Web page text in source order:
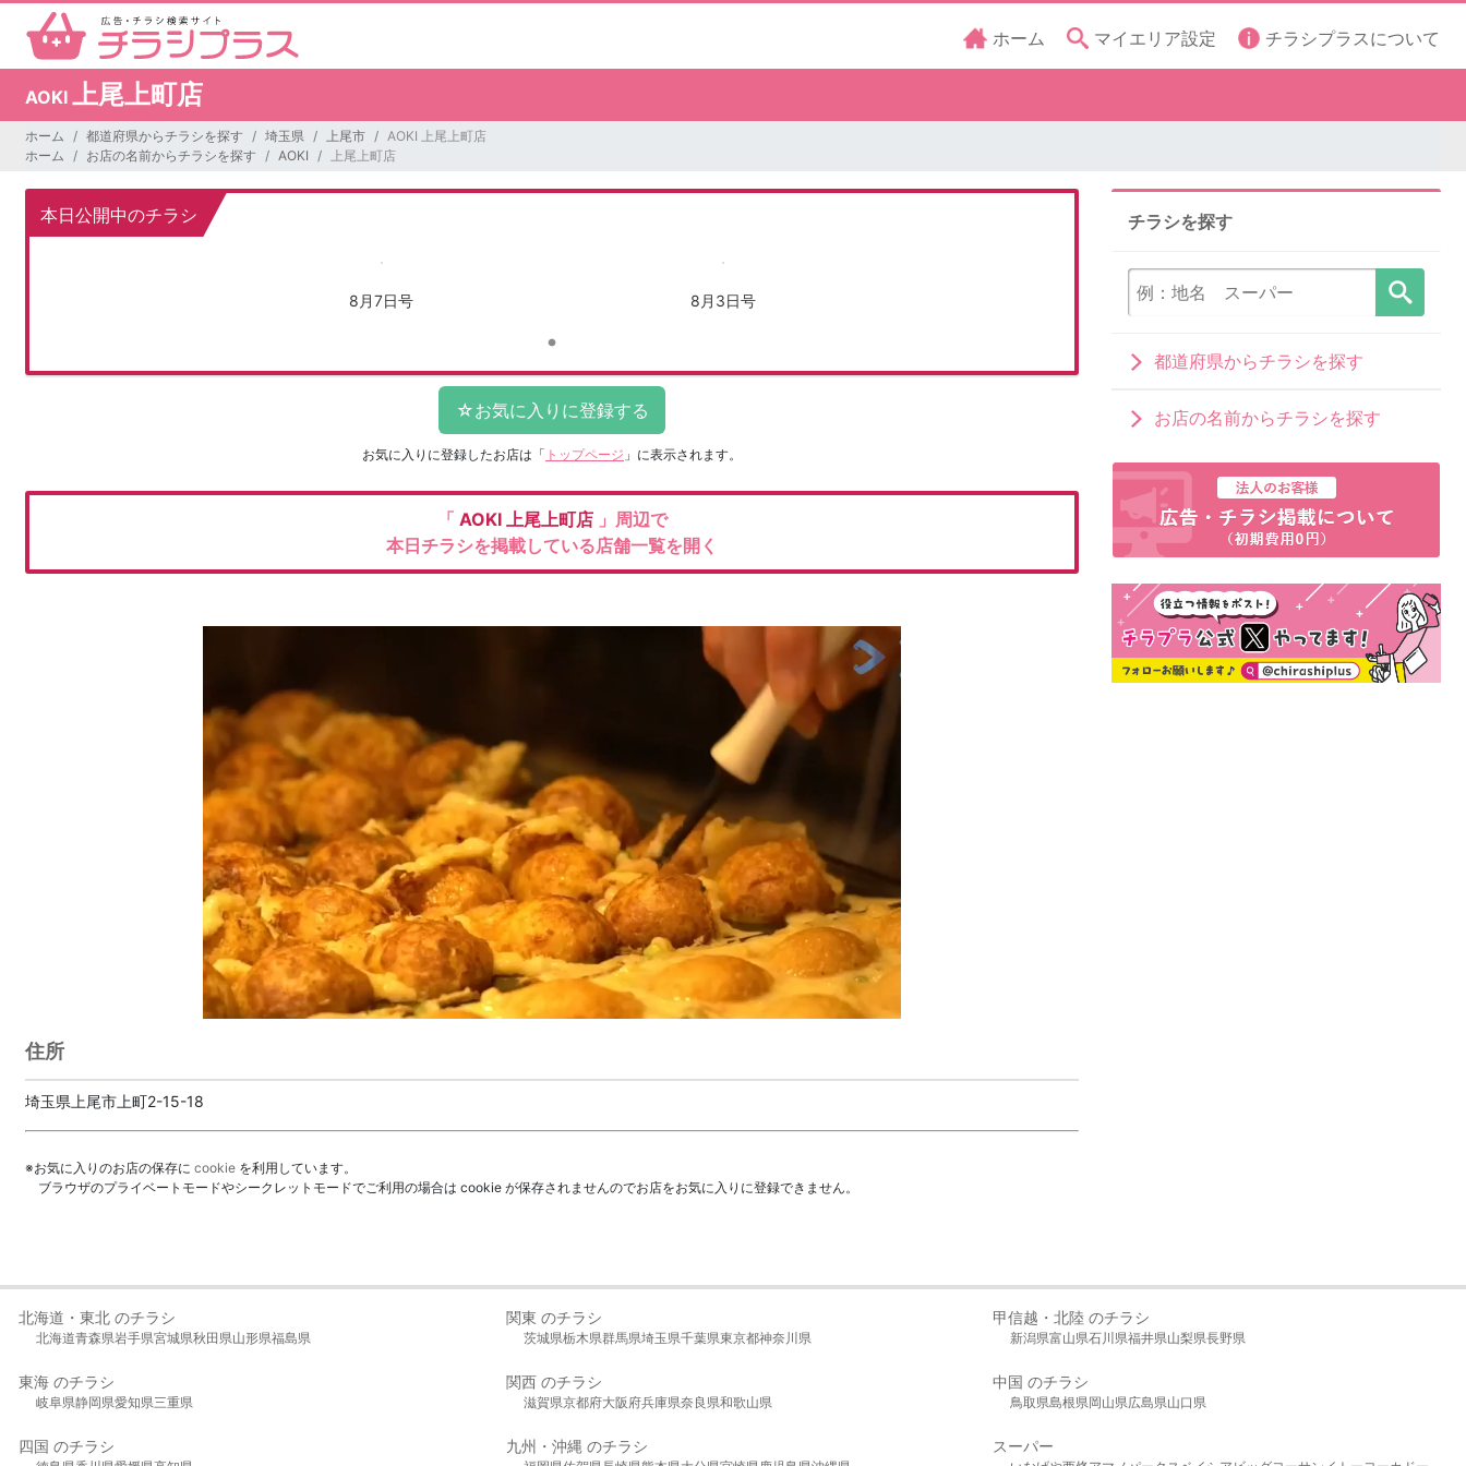
ホーム マイエリア設定 チラシプラスについて
AOKI 上尾上町店
ホーム 都道府県からチラシを探す 埼玉県 上尾市
AOKI 上尾上町店
ホーム
お店の名前からチラシを探す AOKI 上尾上町店
本日公開中のチラシ
8月7日号 8月3日号
お気に入りに登録したお店は 「 トップページ 」に表示されます。
「 AOKI 上尾上町店 」周辺で
本日チラシを掲載している店舗一覧を開く
住所
埼玉県上尾市上町2-15-18
※お気に入りのお店の保存に cookie を利用しています。
ブラウザのプライベートモードやシークレットモードでご利用の場合は cookie が保存されませんのでお店をお気に入りに登録できません。
チラシを探す
都道府県からチラシを探す
お店の名前からチラシを探す
北海道・東北 のチラシ
北海道青森県岩手県宮城県秋田県山形県福島県
関東 のチラシ
茨城県栃木県群馬県埼玉県千葉県東京都神奈川県
甲信越・北陸 のチラシ
新潟県富山県石川県福井県山梨県長野県
東海 のチラシ
岐阜県静岡県愛知県三重県
関西 のチラシ
滋賀県京都府大阪府兵庫県奈良県和歌山県
中国 のチラシ
鳥取県島根県岡山県広島県山口県
四国 のチラシ 九州・沖縄 のチラシ スーパー